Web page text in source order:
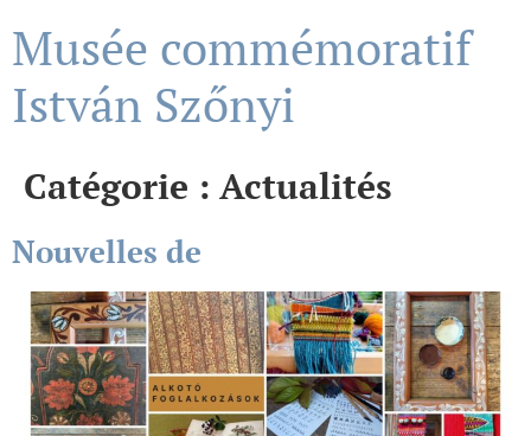
Musée commémoratif
István Szőnyi
Catégorie : Actualités
Nouvelles de